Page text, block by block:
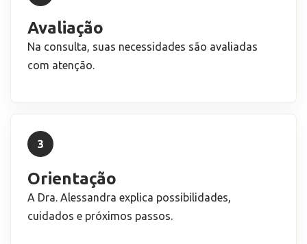
Avaliação
Na consulta, suas necessidades são avaliadas
com atenção.
3
Orientação
A Dra. Alessandra explica possibilidades,
cuidados e próximos passos.